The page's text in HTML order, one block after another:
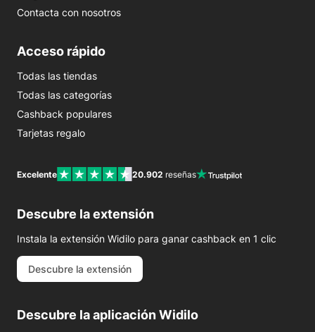
Contacta con nosotros
Acceso rápido
Todas las tiendas
Todas las categorías
Cashback populares
Tarjetas regalo
Excelente 20.902 reseñas
Descubre la extensión
Instala la extensión Widilo para ganar cashback en 1 clic
Descubre la extensión
Descubre la aplicación Widilo